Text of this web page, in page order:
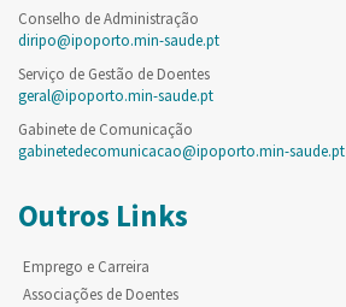
Conselho de Administração
diripo@ipoporto.min-saude.pt
Serviço de Gestão de Doentes
geral@ipoporto.min-saude.pt
Gabinete de Comunicação
gabinetedecomunicacao@ipoporto.min-saude.pt
Outros Links
Emprego e Carreira
Associações de Doentes